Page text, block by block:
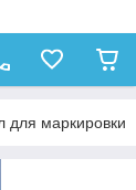
для маркировки